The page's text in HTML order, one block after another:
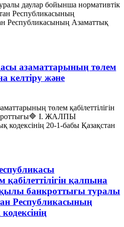
даулар бойынша нормативтік
Республикасының
Республикасының Азаматтық
азаматтарының төлем
келтіру және
төлем қабілеттілігін
I. ЖАЛПЫ
20-1-бабы Қазақстан
қалпына
банкроттығы туралы
Республикасының